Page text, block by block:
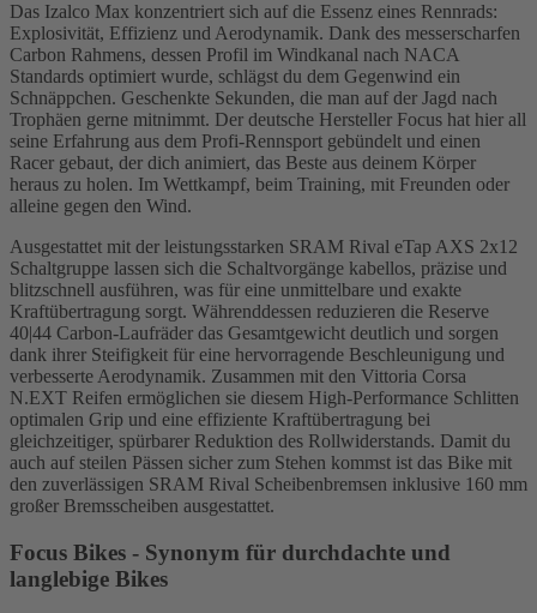
Das Izalco Max konzentriert sich auf die Essenz eines Rennrads:
Explosivität, Effizienz und Aerodynamik. Dank des messerscharfen
Carbon Rahmens, dessen Profil im Windkanal nach NACA
Standards optimiert wurde, schlägst du dem Gegenwind ein
Schnäppchen. Geschenkte Sekunden, die man auf der Jagd nach
Trophäen gerne mitnimmt. Der deutsche Hersteller Focus hat hier all
seine Erfahrung aus dem Profi-Rennsport gebündelt und einen
Racer gebaut, der dich animiert, das Beste aus deinem Körper
heraus zu holen. Im Wettkampf, beim Training, mit Freunden oder
alleine gegen den Wind.
Ausgestattet mit der leistungsstarken SRAM Rival eTap AXS 2x12
Schaltgruppe lassen sich die Schaltvorgänge kabellos, präzise und
blitzschnell ausführen, was für eine unmittelbare und exakte
Kraftübertragung sorgt. Währenddessen reduzieren die Reserve
40|44 Carbon-Laufräder das Gesamtgewicht deutlich und sorgen
dank ihrer Steifigkeit für eine hervorragende Beschleunigung und
verbesserte Aerodynamik. Zusammen mit den Vittoria Corsa
N.EXT Reifen ermöglichen sie diesem High-Performance Schlitten
optimalen Grip und eine effiziente Kraftübertragung bei
gleichzeitiger, spürbarer Reduktion des Rollwiderstands. Damit du
auch auf steilen Pässen sicher zum Stehen kommst ist das Bike mit
den zuverlässigen SRAM Rival Scheibenbremsen inklusive 160 mm
großer Bremsscheiben ausgestattet.
Focus Bikes - Synonym für durchdachte und
langlebige Bikes